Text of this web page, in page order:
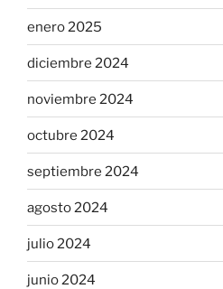
enero 2025
diciembre 2024
noviembre 2024
octubre 2024
septiembre 2024
agosto 2024
julio 2024
junio 2024